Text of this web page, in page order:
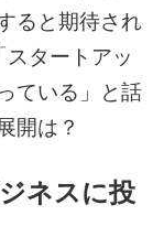
ると期待され
タートアッ
ている」と話
開は？
ネスに投